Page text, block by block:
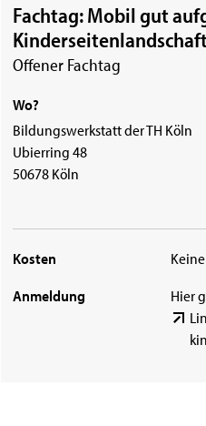
Fachtag: Mobil gut
Offener Fachtag
Wo?
Bildungswerkstatt der TH Köln
Ubierring 48
50678 Köln
Kosten
Anmeldung
Hier